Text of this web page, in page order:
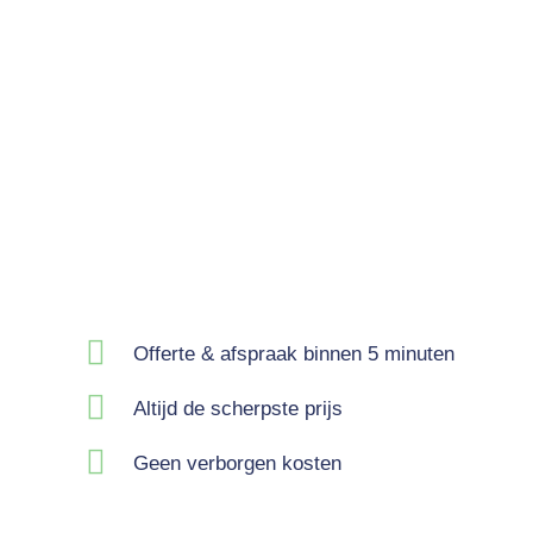
Offerte & afspraak binnen 5 minuten
Altijd de scherpste prijs
Geen verborgen kosten